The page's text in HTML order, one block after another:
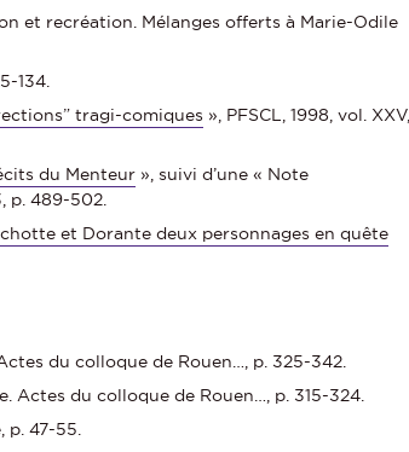
et recréation. Mélanges offerts à Marie-Odile
134.
tragi-comiques », PFSCL, 1998, vol. XXV,
du Menteur », suivi d’une « Note
p. 489-502.
et Dorante deux personnages en quête
du colloque de Rouen…, p. 325-342.
Actes du colloque de Rouen…, p. 315-324.
p. 47-55.